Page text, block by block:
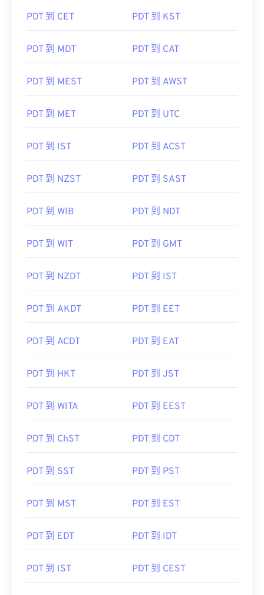
PDT 到 CET PDT 到 KST
PDT 到 MDT PDT 到 CAT
PDT 到 MEST PDT 到 AWST
PDT 到 MET PDT 到 UTC
PDT 到 IST PDT 到 ACST
PDT 到 NZST PDT 到 SAST
PDT 到 WIB PDT 到 NDT
PDT 到 WIT PDT 到 GMT
PDT 到 NZDT PDT 到 IST
PDT 到 AKDT PDT 到 EET
PDT 到 ACDT PDT 到 EAT
PDT 到 HKT PDT 到 JST
PDT 到 WITA PDT 到 EEST
PDT 到 ChST PDT 到 CDT
PDT 到 SST PDT 到 PST
PDT 到 MST PDT 到 EST
PDT 到 EDT PDT 到 IDT
PDT 到 IST PDT 到 CEST